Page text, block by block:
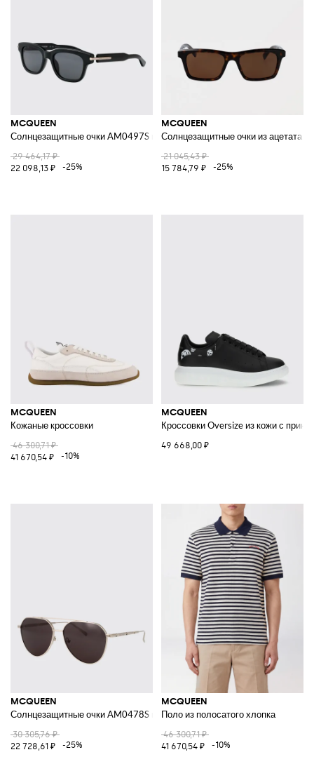
MCQUEEN
Солнцезащитные очки AM0497S из переработанного ацетата
29 464,17 ₽
22 098,13 ₽
-25%
MCQUEEN
Солнцезащитные очки из ацетата
21 045,43 ₽
15 784,79 ₽
-25%
MCQUEEN
Кожаные кроссовки
46 300,71 ₽
41 670,54 ₽
-10%
MCQUEEN
Кроссовки Oversize из кожи с
49 668,00 ₽
MCQUEEN
Солнцезащитные очки AM0478S из металла
30 305,76 ₽
22 728,61 ₽
-25%
MCQUEEN
Поло из полосатого хлопка
46 300,71 ₽
41 670,54 ₽
-10%